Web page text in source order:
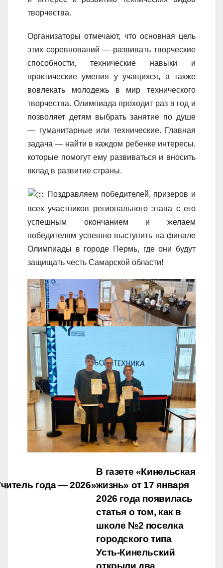
творчества.
Организаторы отмечают, что основная цель
этих соревнований — развивать творческие
способности, технические навыки и
практические умения у учащихся, а также
вовлекать молодежь в мир технического
творчества. Олимпиада проходит раз в год и
позволяет детям выбрать занятие по душе
— гуманитарные или технические. Главная
задача — найти в каждом ребенке интересы,
которые помогут ему развиваться и вносить
вклад в развитие страны.
Поздравляем победителей, призеров и
всех участников регионального этапа с его
успешным окончанием и желаем
победителям успешно выступить на финале
Олимпиады в городе Пермь, где они будут
защищать честь Самарской области!
Навигация
по
В газете «Кинельская
жизнь» от 17 января
2026 года появилась
статья о том, как в
школе №2 поселка
городского типа
Усть-Кинельский
года — 2026»